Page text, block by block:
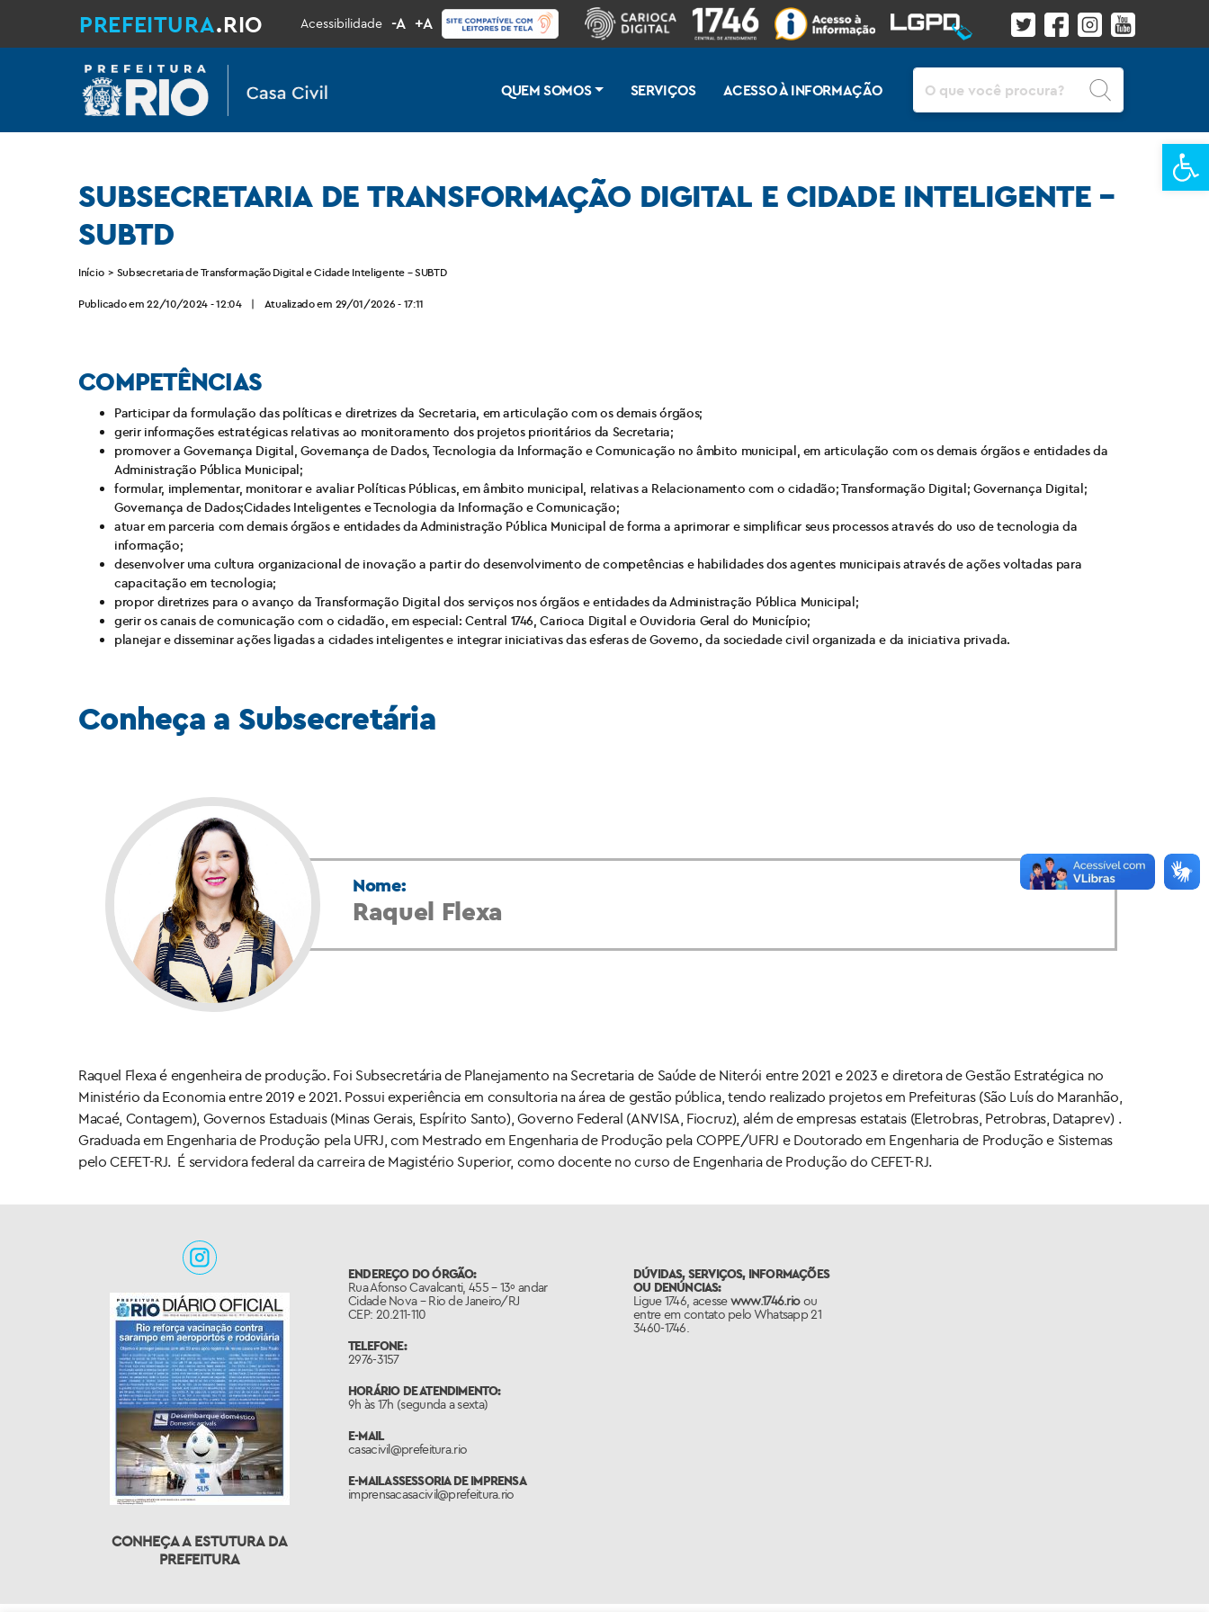
PREFEITURA.RIO Acessibilidade -A +A
QUEM SOMOS SERVIÇOS ACESSO À INFORMAÇÃO
SUBSECRETARIA DE TRANSFORMAÇÃO DIGITAL E CIDADE INTELIGENTE –
SUBTD
Início > Subsecretaria de Transformação Digital e Cidade Inteligente – SUBTD
Publicado em 22/10/2024 - 12:04 | Atualizado em 29/01/2026 - 17:11
COMPETÊNCIAS
Participar da formulação das políticas e diretrizes da Secretaria, em articulação com os demais órgãos;
gerir informações estratégicas relativas ao monitoramento dos projetos prioritários da Secretaria;
promover a Governança Digital, Governança de Dados, Tecnologia da Informação e Comunicação no âmbito municipal, em articulação com os demais órgãos e entidades da
Administração Pública Municipal;
formular, implementar, monitorar e avaliar Políticas Públicas, em âmbito municipal, relativas a Relacionamento com o cidadão; Transformação Digital; Governança Digital;
Governança de Dados;Cidades Inteligentes e Tecnologia da Informação e Comunicação;
atuar em parceria com demais órgãos e entidades da Administração Pública Municipal de forma a aprimorar e simplificar seus processos através do uso de tecnologia da
informação;
desenvolver uma cultura organizacional de inovação a partir do desenvolvimento de competências e habilidades dos agentes municipais através de ações voltadas para
capacitação em tecnologia;
propor diretrizes para o avanço da Transformação Digital dos serviços nos órgãos e entidades da Administração Pública Municipal;
gerir os canais de comunicação com o cidadão, em especial: Central 1746, Carioca Digital e Ouvidoria Geral do Município;
planejar e disseminar ações ligadas a cidades inteligentes e integrar iniciativas das esferas de Governo, da sociedade civil organizada e da iniciativa privada.
Conheça a Subsecretária
Nome:
Raquel Flexa
Raquel Flexa é engenheira de produção. Foi Subsecretária de Planejamento na Secretaria de Saúde de Niterói entre 2021 e 2023 e diretora de Gestão Estratégica no
Ministério da Economia entre 2019 e 2021. Possui experiência em consultoria na área de gestão pública, tendo realizado projetos em Prefeituras (São Luís do Maranhão,
Macaé, Contagem), Governos Estaduais (Minas Gerais, Espírito Santo), Governo Federal (ANVISA, Fiocruz), além de empresas estatais (Eletrobras, Petrobras, Dataprev) .
Graduada em Engenharia de Produção pela UFRJ, com Mestrado em Engenharia de Produção pela COPPE/UFRJ e Doutorado em Engenharia de Produção e Sistemas
pelo CEFET-RJ. É servidora federal da carreira de Magistério Superior, como docente no curso de Engenharia de Produção do CEFET-RJ.
CONHEÇA A ESTUTURA DA
PREFEITURA
ENDEREÇO DO ÓRGÃO:
Rua Afonso Cavalcanti, 455 – 13º andar
Cidade Nova – Rio de Janeiro/RJ
CEP: 20.211-110
TELEFONE:
2976-3157
HORÁRIO DE ATENDIMENTO:
9h às 17h (segunda a sexta)
E-MAIL
casacivil@prefeitura.rio
E-MAIL ASSESSORIA DE IMPRENSA
imprensacasacivil@prefeitura.rio
DÚVIDAS, SERVIÇOS, INFORMAÇÕES
OU DENÚNCIAS:
Ligue 1746, acessewww.1746.rioou
entre em contato pelo Whatsapp 21
3460-1746.